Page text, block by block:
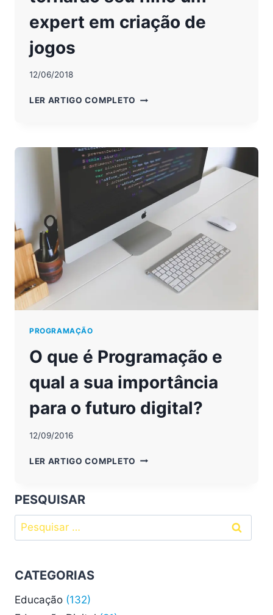
expert em criação de
jogos
12/06/2018
LER ARTIGO COMPLETO 3
SEU
FILHO
UM
EXPERT
CRIAÇÃO
DE
JOGOS
PROGRAMAÇÃO
O que é Programação e
qual a sua importância
para o futuro digital?
12/09/2016
LER ARTIGO COMPLETO O
PESQUISAR
Pesquisar
por:
CATEGORIAS
Educação (132)